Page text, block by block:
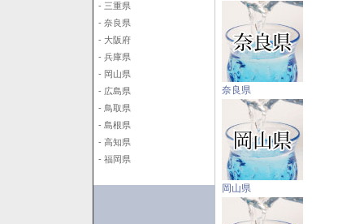
- 三重県
- 奈良県
- 大阪府
- 兵庫県
- 岡山県
- 広島県
- 鳥取県
- 島根県
- 高知県
- 福岡県
奈良県
岡山県